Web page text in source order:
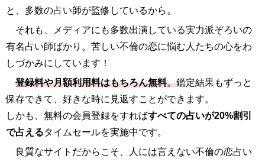
と、多数の占い師が監修しているから。
それも、メディアにも多数出演している実力派ぞろいの
有名占い師ばかり。苦しい不倫の恋に悩む人たちの心をわ
しづかみにしています！
登録料や月額利用料はもちろん無料。鑑定結果もずっと
保存できて、好きな時に見返すことができます。
しかも、無料の会員登録をすればすべての占いが20%割引
で占えるタイムセールを実施中です。
良質なサイトだからこそ、人には言えない不倫の恋占い